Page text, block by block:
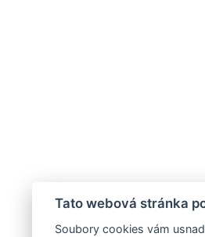
Tato webová stránka
Soubory cookies vám